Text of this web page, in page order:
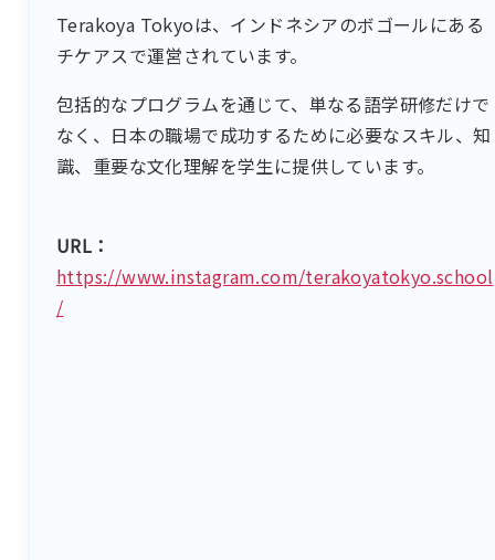
Terakoya Tokyoは、インドネシアのボゴールにある
チケアスで運営されています。
包括的なプログラムを通じて、単なる語学研修だけで
なく、日本の職場で成功するために必要なスキル、知
識、重要な文化理解を学生に提供しています。
URL：
https://www.instagram.com/terakoyatokyo.school
/